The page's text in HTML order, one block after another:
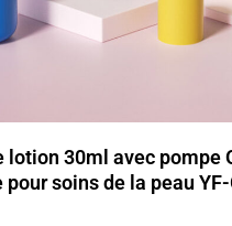
lotion 30ml avec pompe
pour soins de la peau YF-